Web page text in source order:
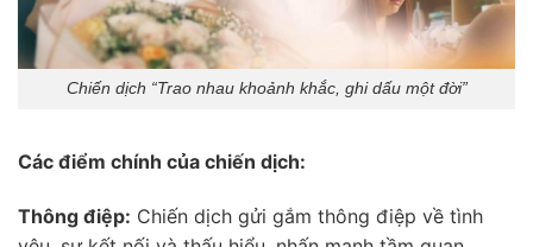
Chiến dịch “Trao nhau khoảnh khắc, ghi dấu một đời”
Các điểm chính của chiến dịch:
Thông điệp: Chiến dịch gửi gắm thông điệp về tình